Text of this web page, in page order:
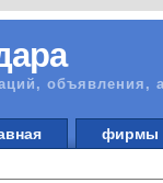
объявления,